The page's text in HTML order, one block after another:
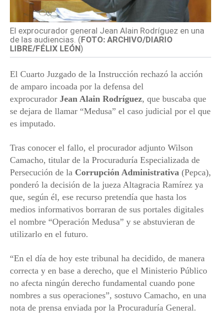
El exprocurador general Jean Alain Rodríguez en una
de las audiencias. (FOTO: ARCHIVO/DIARIO
LIBRE/FÉLIX LEÓN)
El Cuarto Juzgado de la Instrucción rechazó la acción
de amparo incoada por la defensa del
exprocurador Jean Alain Rodríguez, que buscaba que
se dejara de llamar “Medusa” el caso judicial por el que
es imputado.
Tras conocer el fallo, el procurador adjunto Wilson
Camacho, titular de la Procuraduría Especializada de
Persecución de la Corrupción Administrativa (Pepca),
ponderó la decisión de la jueza Altagracia Ramírez ya
que, según él, ese recurso pretendía que hasta los
medios informativos borraran de sus portales digitales
el nombre “Operación Medusa” y se abstuvieran de
utilizarlo en el futuro.
“En el día de hoy este tribunal ha decidido, de manera
correcta y en base a derecho, que el Ministerio Público
no afecta ningún derecho fundamental cuando pone
nombres a sus operaciones”, sostuvo Camacho, en una
nota de prensa enviada por la Procuraduría General.